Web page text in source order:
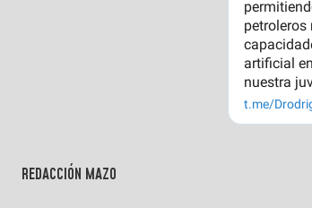
REDACCIÓN MAZO